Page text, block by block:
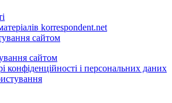
korrespondent.net
сайтом
сайтом
конфіденційності і персональних даних